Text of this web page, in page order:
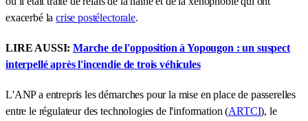
exacerbé lacrise postélectorale.
LIRE AUSSI:Marche de l'opposition à Yopougon : un suspect
interpellé après l'incendie de trois véhicules
L'ANP a entrepris les démarches pour la mise en place de passerelles
entre le régulateur des technologies de l'information (ARTCI), le